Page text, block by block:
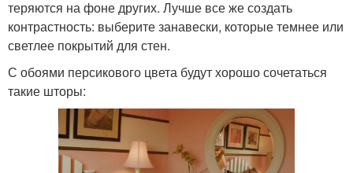
теряются на фоне других. Лучше все же создать
контрастность: выберите занавески, которые темнее или
светлее покрытий для стен.
С обоями персикового цвета будут хорошо сочетаться
такие шторы: